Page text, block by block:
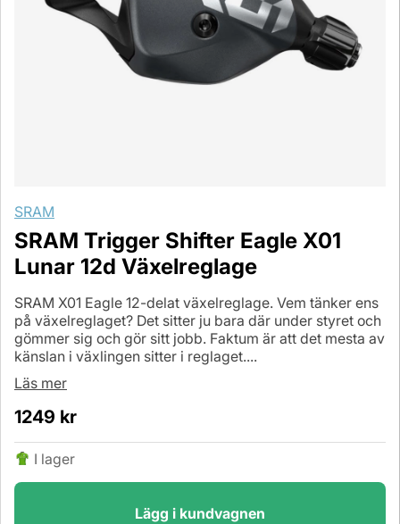
SRAM
SRAM Trigger Shifter Eagle X01
Lunar 12d Växelreglage
SRAM X01 Eagle 12-delat växelreglage. Vem tänker ens
på växelreglaget? Det sitter ju bara där under styret och
gömmer sig och gör sitt jobb. Faktum är att det mesta av
känslan i växlingen sitter i reglaget....
Läs mer
1249 kr
I lager
Lägg i kundvagnen